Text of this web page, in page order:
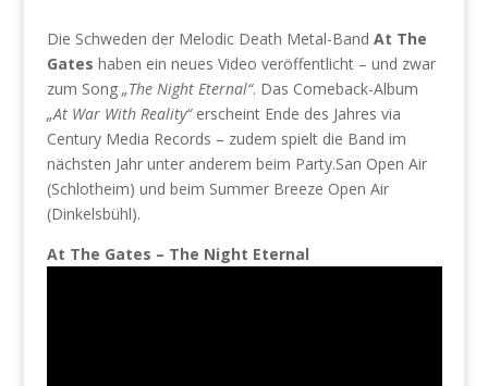
Die Schweden der Melodic Death Metal-Band At The
Gates haben ein neues Video veröffentlicht – und zwar
zum Song „The Night Eternal“. Das Comeback-Album
„At War With Reality“erscheint Ende des Jahres via
Century Media Records – zudem spielt die Band im
nächsten Jahr unter anderem beim Party.San Open Air
(Schlotheim) und beim Summer Breeze Open Air
(Dinkelsbühl).
At The Gates – The Night Eternal